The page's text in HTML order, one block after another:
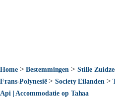
Home>Bestemmingen > Stille
Frans-Polynesië>Society Eilanden >
Api | Accommodatie op Tahaa